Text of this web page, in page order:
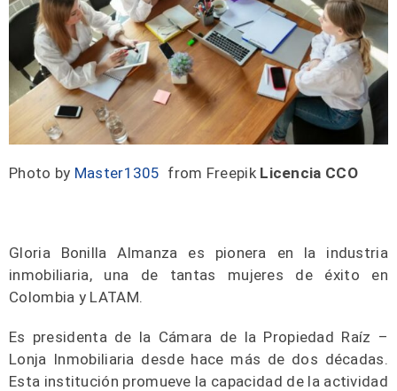
Photo by Master1305 from Freepik Licencia CCO
Gloria Bonilla Almanza es pionera en la industria
inmobiliaria, una de tantas mujeres de éxito en
Colombia y LATAM.
Es presidenta de la Cámara de la Propiedad Raíz –
Lonja Inmobiliaria desde hace más de dos décadas.
Esta institución promueve la capacidad de la actividad